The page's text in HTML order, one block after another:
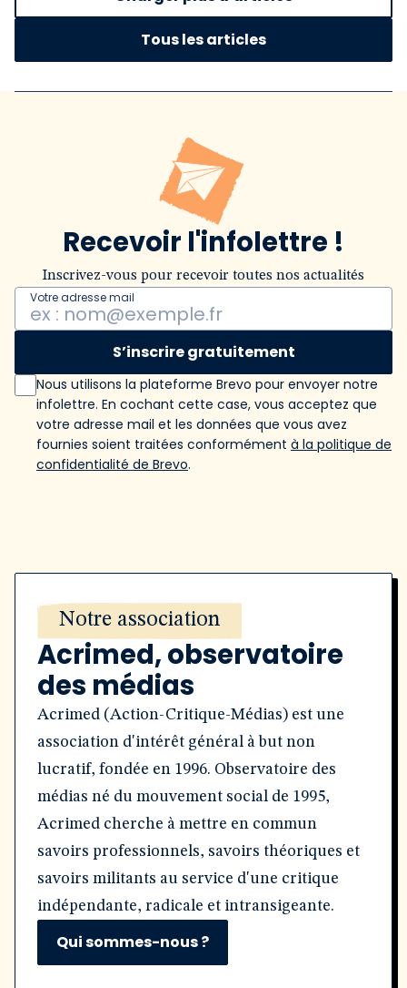
Tous les articles
Recevoir l'infolettre !
Inscrivez-vous pour recevoir toutes nos actualités
Votre adresse mail
S’inscrire gratuitement
Nous utilisons la plateforme Brevo pour envoyer notre
infolettre. En cochant cette case, vous acceptez que
votre adresse mail et les données que vous avez
fournies soient traitées conformément à la politique de
confidentialité de Brevo.
Notre association
Acrimed, observatoire
des médias
Acrimed (Action-Critique-Médias) est une
association d'intérêt général à but non
lucratif, fondée en 1996. Observatoire des
médias né du mouvement social de 1995,
Acrimed cherche à mettre en commun
savoirs professionnels, savoirs théoriques et
savoirs militants au service d'une critique
indépendante, radicale et intransigeante.
Qui sommes-nous ?